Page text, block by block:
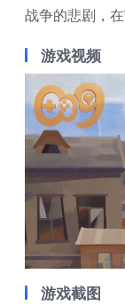
战争的悲剧，
游戏视频
游戏截图